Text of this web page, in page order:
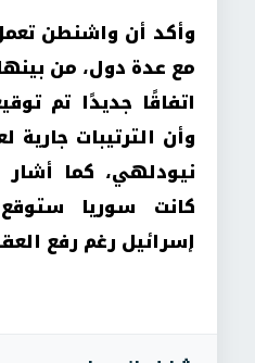
وأكد أن واشنطن
مع عدة دول، من
اتفاقًا جديدًا تم
وأن الترتيبات
نيودلهي، كما
كانت سوريا
إسرائيل رغم رفع